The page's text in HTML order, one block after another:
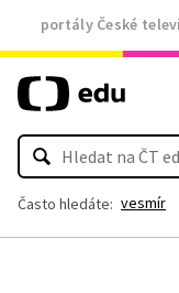
portály České
Často hledáte: vesmír